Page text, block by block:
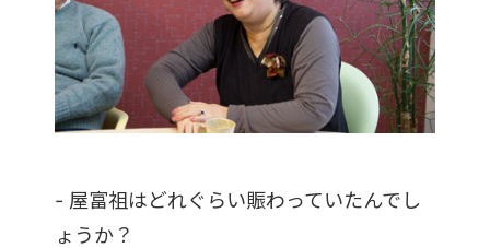
- 屋富祖はどれぐらい賑わっていたんでし
ょうか？